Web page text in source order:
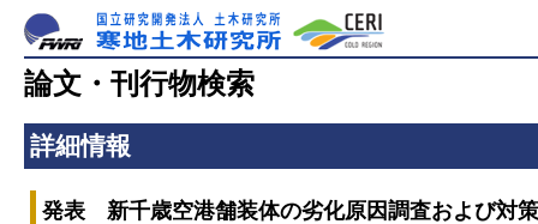
論文・刊行物検索
詳細情報
発表 新千歳空港舗装体の劣化原因調査および対